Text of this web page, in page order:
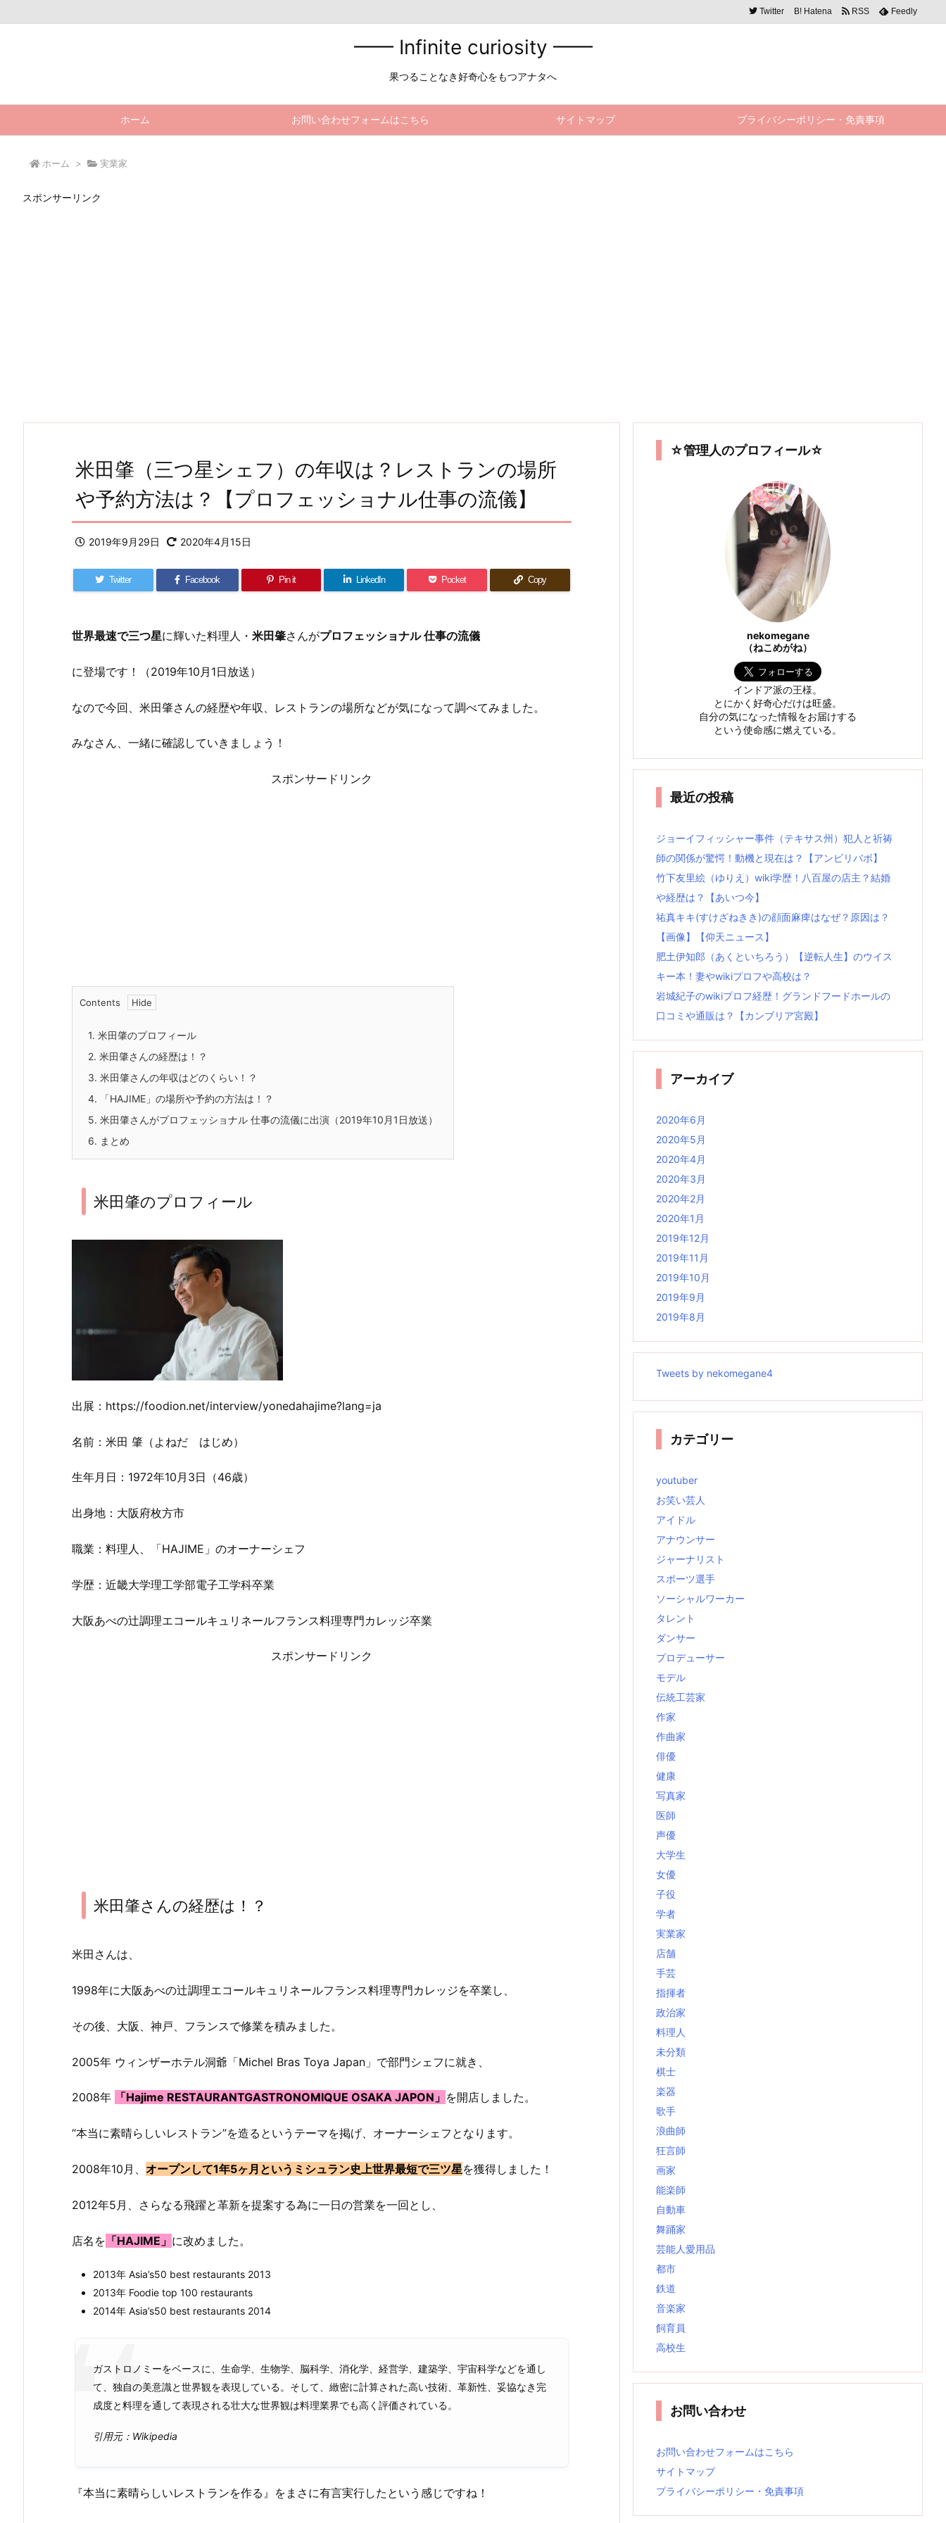
━━ Infinite curiosity ━━
果つることなき好奇心をもつアナタへ
ホーム お問い合わせフォームはこちら サイトマップ プライバシーポリシー・免責事項
Twitter B! Hatena RSS Feedly
ホーム > 実業家
スポンサーリンク
米田肇（三つ星シェフ）の年収は？レストランの場所
や予約方法は？【プロフェッショナル仕事の流儀】
2019年9月29日 2020年4月15日
Twitter Facebook Pin it LinkedIn Pocket Copy
世界最速で三つ星に輝いた料理人・ 米田肇さんがプロフェッショナル 仕事の流儀
に登場です！（2019年10月1日放送）
なので今回、米田肇さんの経歴や年収、レストランの場所などが気になって調べてみました。
みなさん、一緒に確認していきましょう！
スポンサードリンク
Contents
1. 米田肇のプロフィール
2. 米田肇さんの経歴は！？
3. 米田肇さんの年収はどのくらい！？
4. 「HAJIME」の場所や予約の方法は！？
5. 米田肇さんがプロフェッショナル 仕事の流儀に出演（2019年10月1日放送）
6. まとめ
米田肇のプロフィール
出展：https://foodion.net/interview/yonedahajime?lang=ja
名前：米田 肇（よねだ はじめ）
生年月日：1972年10月3日（46歳）
出身地：大阪府枚方市
職業：料理人、「HAJIME」のオーナーシェフ
学歴：近畿大学理工学部電子工学科卒業
大阪あべの辻調理エコールキュリネールフランス料理専門カレッジ卒業
スポンサードリンク
米田肇さんの経歴は！？
米田さんは、
1998年に大阪あべの辻調理エコールキュリネールフランス料理専門カレッジを卒業し、
その後、大阪、神戸、フランスで修業を積みました。
2005年 ウィンザーホテル洞爺「Michel Bras Toya Japan」で部門シェフに就き、
2008年 「Hajime RESTAURANTGASTRONOMIQUE OSAKA JAPON」 を開店しました。
“本当に素晴らしいレストラン”を造るというテーマを掲げ、オーナーシェフとなります。
2008年10月、 オープンして1年5ヶ月というミシュラン史上世界最短で三ツ星を獲得しました！
2012年5月、さらなる飛躍と革新を提案する為に一日の営業を一回とし、
店名を 「HAJIME」 に改めました。
2013年 Asia’s50 best restaurants 2013
2013年 Foodie top 100 restaurants
2014年 Asia’s50 best restaurants 2014
ガストロノミーをベースに、生命学、生物学、脳科学、消化学、経営学、建築学、宇宙科学などを通し
て、独自の美意識と世界観を表現している。そして、緻密に計算された高い技術、革新性、妥協なき完
成度と料理を通して表現される壮大な世界観は料理業界でも高く評価されている。
引用元：Wikipedia
『本当に素晴らしいレストランを作る』をまさに有言実行したという感じですね！
☆管理人のプロフィール☆
nekomegane
（ねこめがね）
インドア派の王様。
とにかく好奇心だけは旺盛。
自分の気になった情報をお届けする
という使命感に燃えている。
最近の投稿
ジョーイフィッシャー事件（テキサス州）犯人と祈祷
師の関係が驚愕！動機と現在は？【アンビリバボ】
竹下友里絵（ゆりえ）wiki学歴！八百屋の店主？結婚
や経歴は？【あいつ今】
祐真キキ(すけざねきき)の顔面麻痺はなぜ？原因は？
【画像】【仰天ニュース】
肥土伊知郎（あくといちろう）【逆転人生】のウイス
キー本！妻やwikiプロフや高校は？
岩城紀子のwikiプロフ経歴！グランドフードホールの
口コミや通販は？【カンブリア宮殿】
アーカイブ
2020年6月
2020年5月
2020年4月
2020年3月
2020年2月
2020年1月
2019年12月
2019年11月
2019年10月
2019年9月
2019年8月
Tweets by nekomegane4
カテゴリー
youtuber
お笑い芸人
アイドル
アナウンサー
ジャーナリスト
スポーツ選手
ソーシャルワーカー
タレント
ダンサー
プロデューサー
モデル
伝統工芸家
作家
作曲家
俳優
健康
写真家
医師
声優
大学生
女優
子役
学者
実業家
店舗
手芸
指揮者
政治家
料理人
未分類
棋士
楽器
歌手
浪曲師
狂言師
画家
能楽師
自動車
舞踊家
芸能人愛用品
都市
鉄道
音楽家
飼育員
高校生
お問い合わせ
お問い合わせフォームはこちら
サイトマップ
プライバシーポリシー・免責事項